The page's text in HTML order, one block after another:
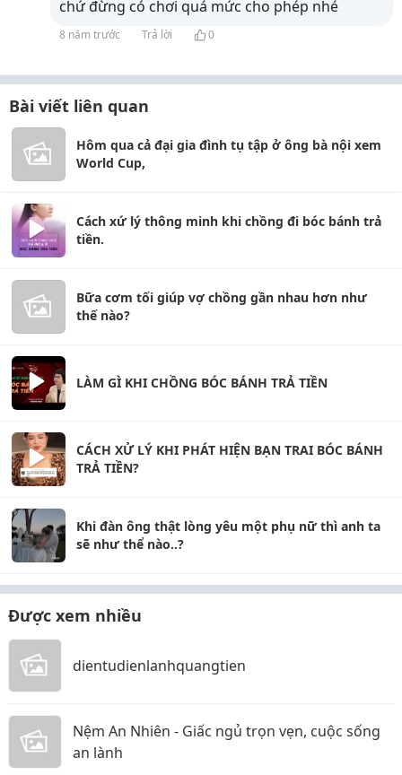
chứ đừng có chơi quá mức cho phép nhé
8 năm trước Trả lời 0
Bài viết liên quan
Hôm qua cả đại gia đình tụ tập ở ông bà nội xem
World Cup,
Cách xứ lý thông minh khi chồng đi bóc bánh trả
tiền.
Bữa cơm tối giúp vợ chồng gần nhau hơn như
thế nào?
LÀM GÌ KHI CHỒNG BÓC BÁNH TRẢ TIỀN
CÁCH XỬ LÝ KHI PHÁT HIỆN BẠN TRAI BÓC BÁNH
TRẢ TIỀN?
Khi đàn ông thật lòng yêu một phụ nữ thì anh ta
sẽ như thể nào..?
Được xem nhiều
dientudienlanhquangtien
Nệm An Nhiên - Giấc ngủ trọn vẹn, cuộc sống
an lành